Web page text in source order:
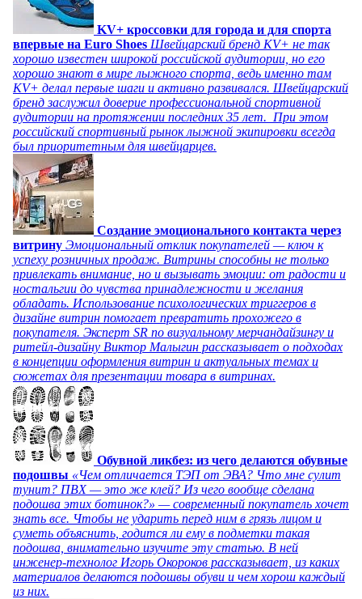
KV+ кроссовки для города и для спорта
впервые на Euro Shoes Швейцарский бренд KV+ не так
хорошо известен широкой российской аудитории, но его
хорошо знают в мире лыжного спорта, ведь именно там
KV+ делал первые шаги и активно развивался. Швейцарский
бренд заслужил доверие профессиональной спортивной
аудитории на протяжении последних 35 лет. При этом
российский спортивный рынок лыжной экипировки всегда
был приоритетным для швейцарцев.
Создание эмоционального контакта через
витрину Эмоциональный отклик покупателей — ключ к
успеху розничных продаж. Витрины способны не только
привлекать внимание, но и вызывать эмоции: от радости и
ностальгии до чувства принадлежности и желания
обладать. Использование психологических триггеров в
дизайне витрин помогает превратить прохожего в
покупателя. Эксперт SR по визуальному мерчандайзингу и
ритейл-дизайну Виктор Малыгин рассказывает о подходах
в концепции оформления витрин и актуальных темах и
сюжетах для презентации товара в витринах.
Обувной ликбез: из чего делаются обувные
подошвы «Чем отличается ТЭП от ЭВА? Что мне сулит
тунит? ПВХ — это же клей? Из чего вообще сделана
подошва этих ботинок?» — современный покупатель хочет
знать все. Чтобы не ударить перед ним в грязь лицом и
суметь объяснить, годится ли ему в подметки такая
подошва, внимательно изучите эту статью. В ней
инженер-технолог Игорь Окороков рассказывает, из каких
материалов делаются подошвы обуви и чем хорош каждый
из них.